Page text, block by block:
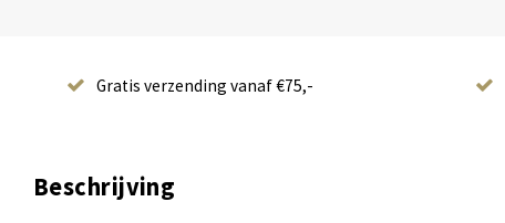
Gratis verzending vanaf €75,-
Beschrijving